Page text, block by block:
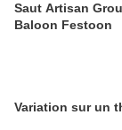
Saut Artisan
Baloon Festoon
Variation sur un